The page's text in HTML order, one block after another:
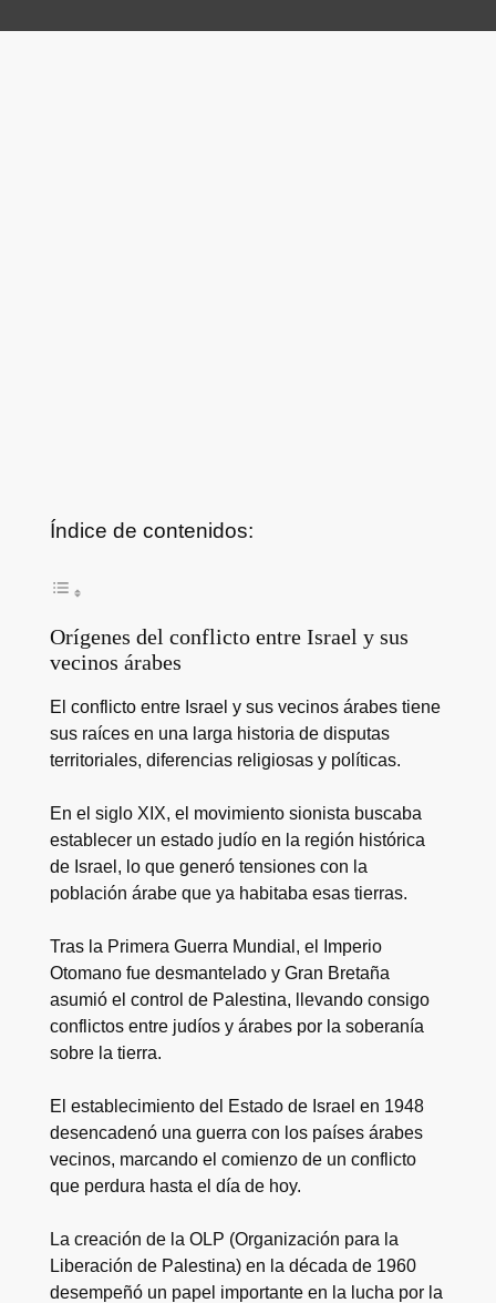
Índice de contenidos:
Orígenes del conflicto entre Israel y sus
vecinos árabes
El conflicto entre Israel y sus vecinos árabes tiene
sus raíces en una larga historia de disputas
territoriales, diferencias religiosas y políticas.
En el siglo XIX, el movimiento sionista buscaba
establecer un estado judío en la región histórica
de Israel, lo que generó tensiones con la
población árabe que ya habitaba esas tierras.
Tras la Primera Guerra Mundial, el Imperio
Otomano fue desmantelado y Gran Bretaña
asumió el control de Palestina, llevando consigo
conflictos entre judíos y árabes por la soberanía
sobre la tierra.
El establecimiento del Estado de Israel en 1948
desencadenó una guerra con los países árabes
vecinos, marcando el comienzo de un conflicto
que perdura hasta el día de hoy.
La creación de la OLP (Organización para la
Liberación de Palestina) en la década de 1960
desempeñó un papel importante en la lucha por la